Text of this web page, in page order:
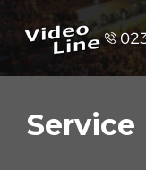
Service